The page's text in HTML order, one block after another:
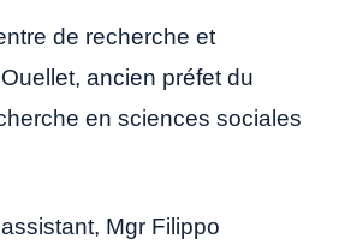
de recherche et
ancien préfet du
en sciences sociales
Mgr Filippo